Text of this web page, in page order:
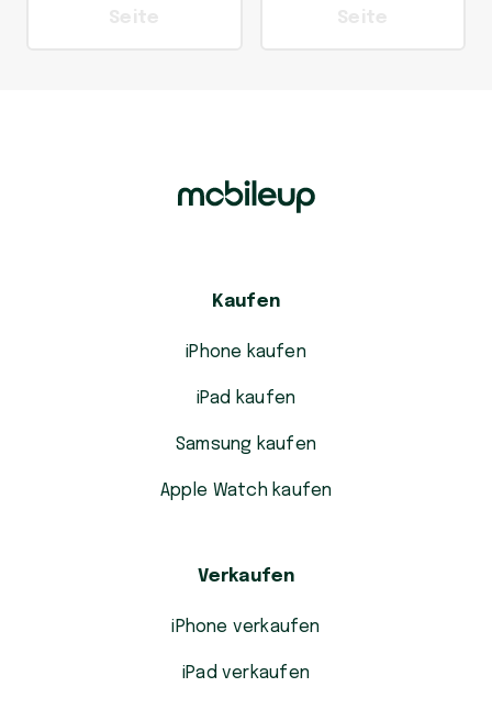
Kaufen
iPhone kaufen
iPad kaufen
Samsung kaufen
Apple Watch kaufen
Verkaufen
iPhone verkaufen
iPad verkaufen